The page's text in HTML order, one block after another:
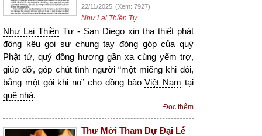
22/11/2025 (Xem: 7927)
Như Lai Thiền Tự
Như Lai Thiền Tự - San Diego xin tha thiết phát
động kêu gọi sự chung tay đóng gópcủa quý
Phật tử, quý đồng hương gần xa cùng yểm trợ,
giúp đỡ, góp chút tình người “một miếng khi đói,
bằng một gói khi no” cho đồng bàoViệt Nam tại
quê nhà.
Đọc thêm
Thư Mời Tham Dự Đại Lễ